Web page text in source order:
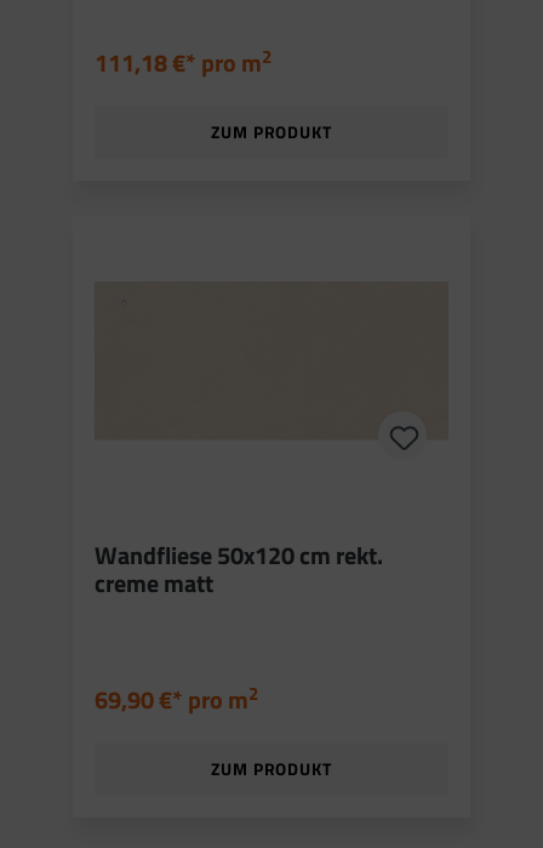
111,18 €* pro m2
ZUM PRODUKT
Wandfliese 50x120 cm rekt.
creme matt
69,90 €* pro m2
ZUM PRODUKT